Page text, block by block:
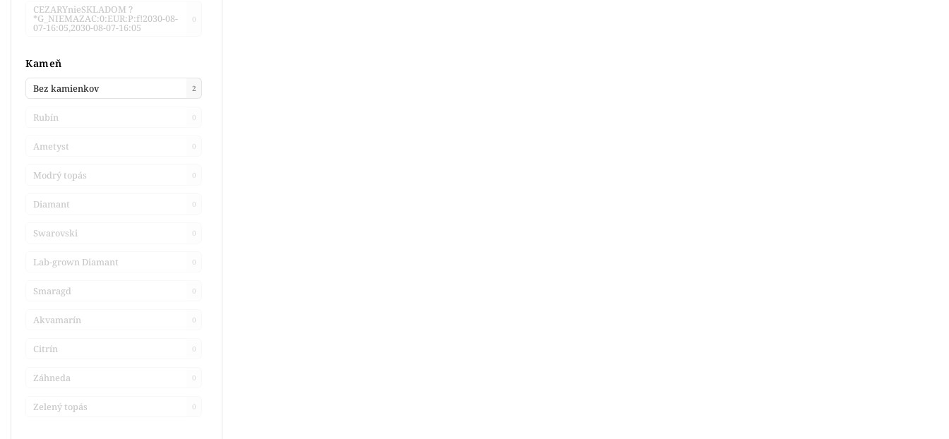
CEZARYnieSKLADOM ?
*G_NIEMAZAC:0:EUR:P:f!2030-08-
07-16:05,2030-08-07-16:05
0
Kameň
Bez kamienkov 2
Rubín 0
Ametyst 0
Modrý topás 0
Diamant 0
Swarovski 0
Lab-grown Diamant 0
Smaragd 0
Akvamarín 0
Citrín 0
Záhneda 0
Zelený topás 0